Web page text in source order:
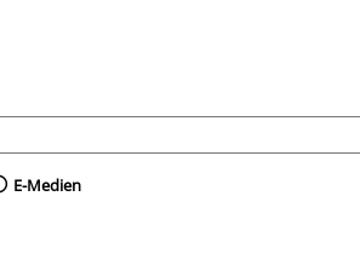
nach der Sie suchen wollen.
E-Medien